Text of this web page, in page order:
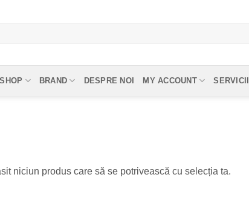
SHOP BRAND DESPRE NOI MY ACCOUNT SERVICII
niciun produs care să se potrivească cu selecția ta.